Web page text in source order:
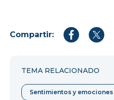
Compartir:
Compartir
TEMA RELACIONADO
Sentimientos y